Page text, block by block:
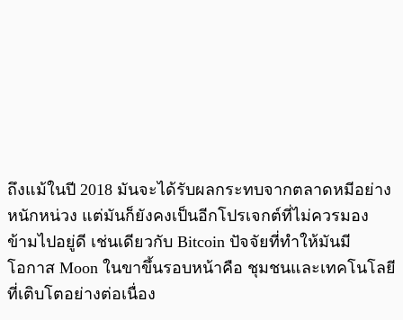
ถึงแม้ในปี 2018 มันจะได้รับผลกระทบจากตลาดหมีอย่าง
หนักหน่วง แต่มันก็ยังคงเป็นอีกโปรเจกต์ที่ไม่ควรมอง
ข้ามไปอยู่ดี เช่นเดียวกับ Bitcoin ปัจจัยที่ทำให้มันมี
โอกาส Moon ในขาขึ้นรอบหน้าคือ ชุมชนและเทคโนโลยี
ที่เติบโตอย่างต่อเนื่อง